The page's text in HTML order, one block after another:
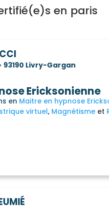
en paris
93190 Livry-Gargan
Ericksonienne
en Maitre en hypnose
virtuel Magnétisme